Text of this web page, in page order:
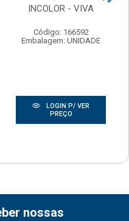
INCOLOR - VIVA
Código: 166592
Embalagem: UNIDADE
LOGIN P/ VER
PREÇO
nossas